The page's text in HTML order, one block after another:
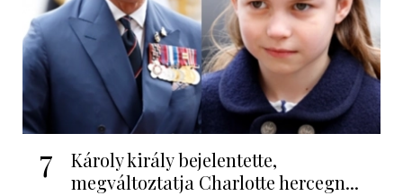
7
Károly király bejelentette,
megváltoztatja Charlotte hercegn...